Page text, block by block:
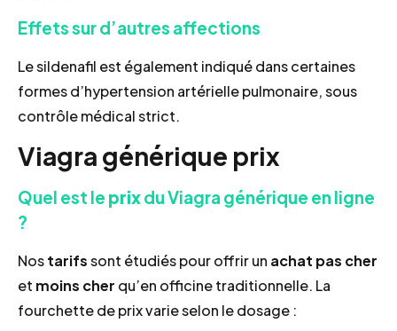
Effets sur d’autres affections
Le sildenafil est également indiqué dans certaines
formes d’hypertension artérielle pulmonaire, sous
contrôle médical strict.
Viagra générique prix
Quel est le prixdu Viagra générique en ligne
?
Nostarifssont étudiés pour offrir un achat pas cher
et moins cher qu’en officine traditionnelle. La
fourchette de prix varie selon le dosage :